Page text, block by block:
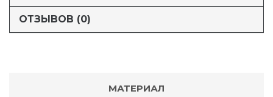
ОТЗЫВОВ (0)
МАТЕРИАЛ